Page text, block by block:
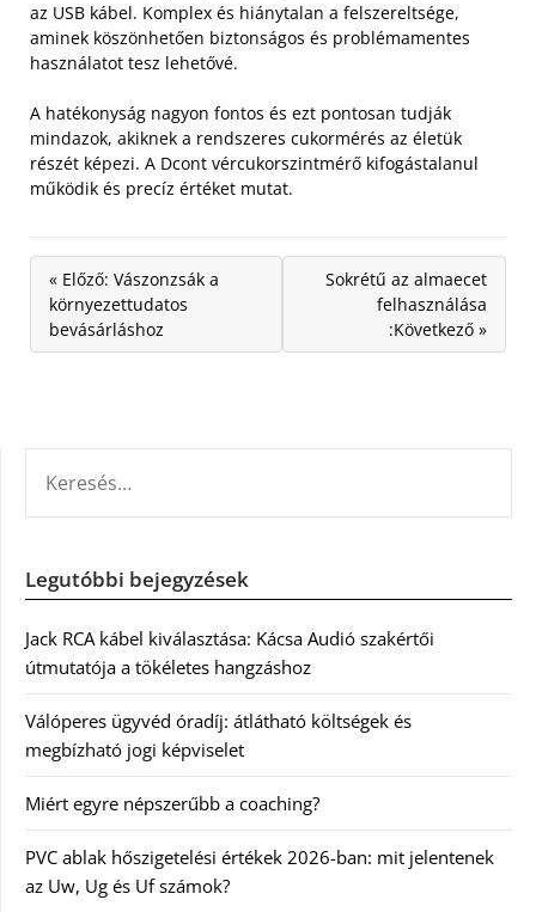
az USB kábel. Komplex és hiánytalan a felszereltsége,
aminek köszönhetően biztonságos és problémamentes
használatot tesz lehetővé.
A hatékonyság nagyon fontos és ezt pontosan tudják
mindazok, akiknek a rendszeres cukormérés az életük
részét képezi. A Dcont vércukorszintmérő kifogástalanul
működik és precíz értéket mutat.
« Előző: Vászonzsák a
környezettudatos
bevásárláshoz
Sokrétű az almaecet
felhasználása
:Következő »
Legutóbbi bejegyzések
Jack RCA kábel kiválasztása: Kácsa Audió szakértői
útmutatója a tökéletes hangzáshoz
Válóperes ügyvéd óradíj: átlátható költségek és
megbízható jogi képviselet
Miért egyre népszerűbb a coaching?
PVC ablak hőszigetelési értékek 2026-ban: mit jelentenek
az Uw, Ug és Uf számok?